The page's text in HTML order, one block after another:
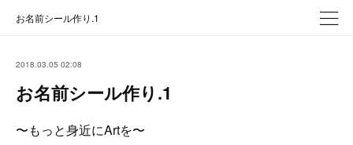
お名前シール作り.1
2018.03.05 02:08
お名前シール作り.1
〜もっと身近にArtを〜